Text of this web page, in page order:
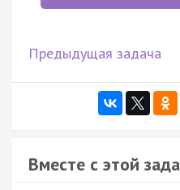
Предыдущая задача
Вместе с этой